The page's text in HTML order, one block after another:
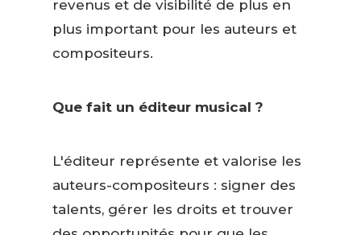
revenus et de visibilité de plus en
plus important pour les auteurs et
compositeurs.
Que fait un éditeur musical ?
L'éditeur représente et valorise les
auteurs-compositeurs : signer des
talents, gérer les droits et trouver